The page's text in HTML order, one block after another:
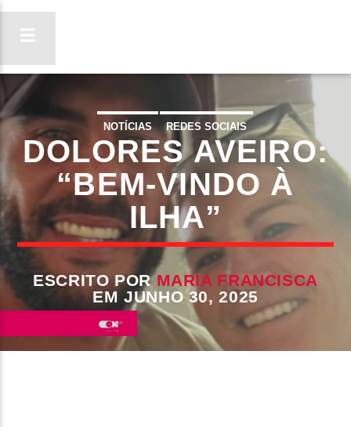
ON FM
LIGA-TE
NOTÍCIAS REDES SOCIAIS
DOLORES AVEIRO:
“BEM-VINDO À
ILHA”
ESCRITO PORMARIA FRANCISCA
EM JUNHO 30, 2025